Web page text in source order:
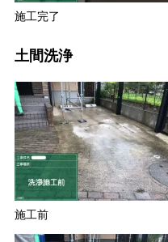
施工完了
土間洗浄
施工前